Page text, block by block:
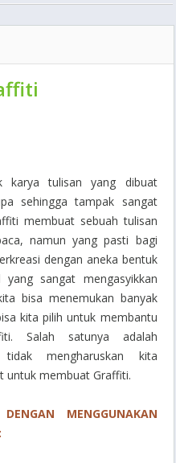
karya tulisan yang dibuat
sehingga tampak sangat
membuat sebuah tulisan
namun yang pasti bagi
dengan aneka bentuk
sangat mengasyikkan
bisa menemukan banyak
kita pilih untuk membantu
Salah satunya adalah
tidak mengharuskan kita
untuk membuat Graffiti.
MENGGUNAKAN